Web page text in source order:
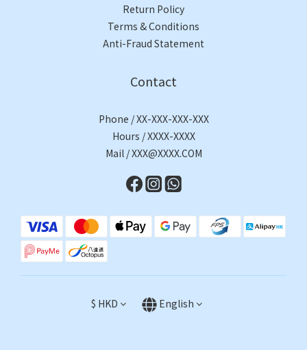
Return Policy
Terms & Conditions
Anti-Fraud Statement
Contact
Phone / XX-XXX-XXX-XXX
Hours / XXXX-XXXX
Mail / XXX@XXXX.COM
$ HKD English